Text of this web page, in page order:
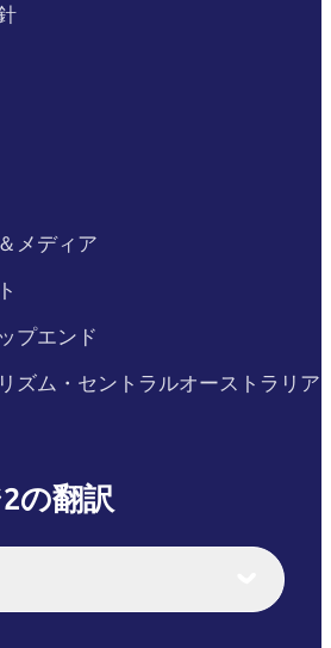
メディア
プエンド
ズム・セントラルオーストラリア
の翻訳